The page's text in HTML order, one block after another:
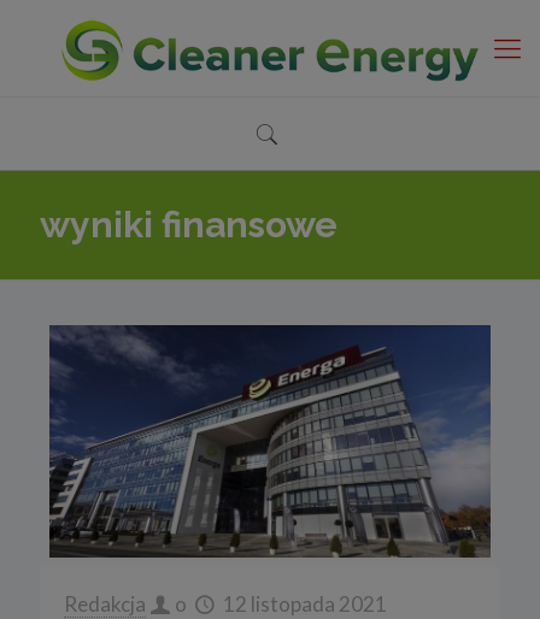
wyniki finansowe
Redakcja o 12 listopada 2021